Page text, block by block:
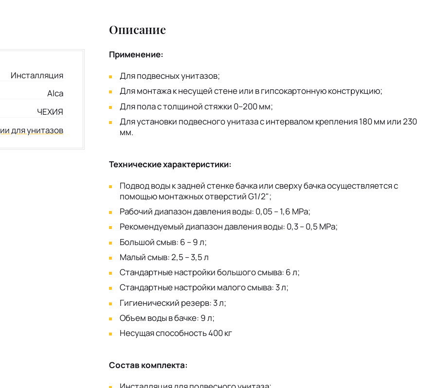
Инсталляция
Alca
ЧЕХИЯ
для унитазов
Описание
Применение:
Для подвесных унитазов;
Для монтажа к несущей стене или в гипсокартонную конструкцию;
Для пола с толщиной стяжки 0–200 мм;
Для установки подвесного унитаза с интервалом крепления 180 мм или 230
мм.
Технические характеристики:
Подвод воды к задней стенке бачка или сверху бачка осуществляется с
помощью монтажных отверстий G1/2";
Рабочий диапазон давления воды: 0,05 – 1,6 MPa;
Рекомендуемый диапазон давления воды: 0,3 – 0,5 MPa;
Большой смыв: 6 – 9 л;
Малый смыв: 2,5 – 3,5 л
Стандартные настройки большого смыва: 6 л;
Стандартные настройки малого смыва: 3 л;
Гигиенический резерв: 3 л;
Объем воды в бачке: 9 л;
Несущая способность 400 кг
Состав комплекта: